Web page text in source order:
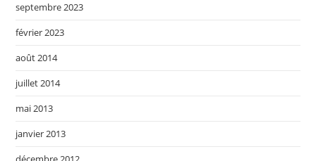
septembre 2023
février 2023
août 2014
juillet 2014
mai 2013
janvier 2013